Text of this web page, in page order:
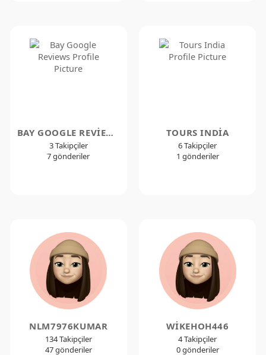
BAY GOOGLE REVIEWS
3 Takipçiler
7 gönderiler
TOURS INDIA
6 Takipçiler
1 gönderiler
NLM7976KUMAR
134 Takipçiler
47 gönderiler
WIKEHOH446
4 Takipçiler
0 gönderiler